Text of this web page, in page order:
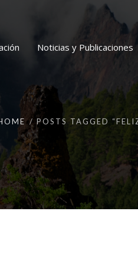
Noticias y Publicaciones
POSTS TAGGED